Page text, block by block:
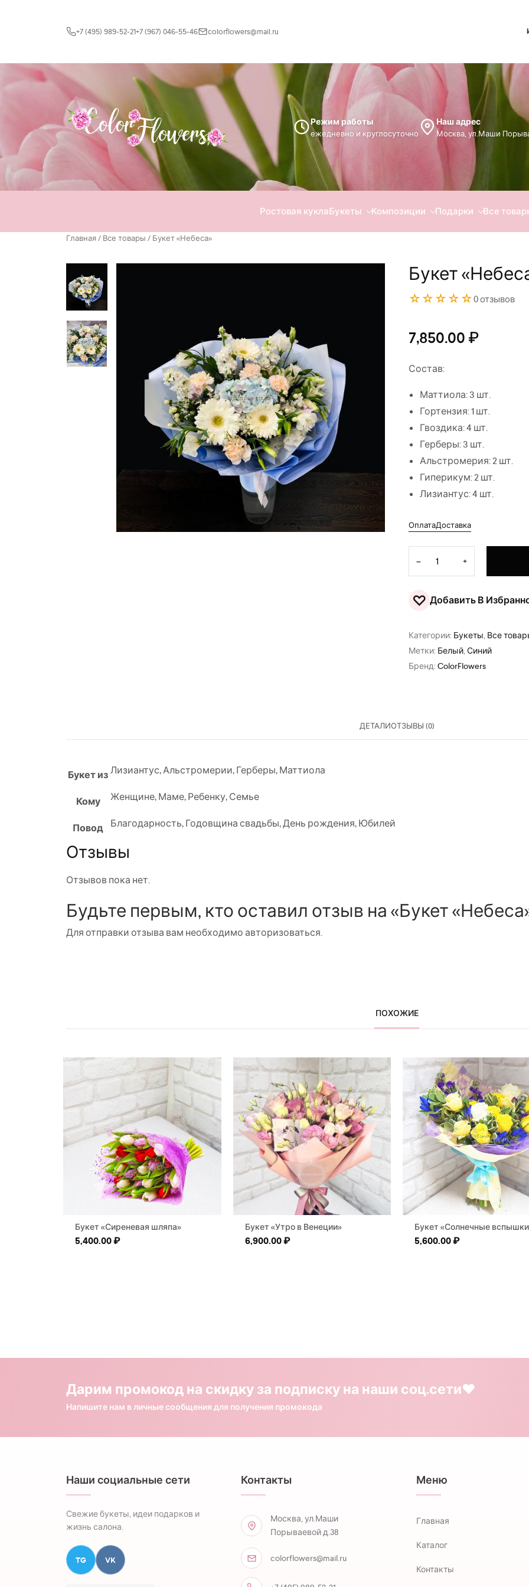
+7 (495) 989-52-21+7 (967) 046-55-46 colorflowers@mail.ru
Режим работы
ежедневно и круглосуточно
Наш адрес
Москва, ул.Маши
Ростовая куклаБукеты Композиции Подарки Все
Главная/ Все товары / Букет «Небеса»
Букет
☆☆☆☆☆0 отзывов
7,850.00 ₽
Состав:
Маттиола: 3 шт.
Гортензия: 1 шт.
Гвоздика: 4 шт.
Герберы: 3 шт.
Альстромерия: 2 шт.
Гиперикум: 2 шт.
Лизиантус: 4 шт.
ОплатаДоставка
− +
♡ Добавить В
Категории: Букеты, Все
Метки: Белый, Синий
Бренд: ColorFlowers
ДЕТАЛИОТЗЫВЫ (0)
Букет изЛизиантус,Альстромерии,Герберы,Маттиола
Кому Женщине,Маме,Ребенку,Семье
Повод Благодарность,Годовщина свадьбы,День рождения,Юбилей
Отзывы
Отзывов пока нет.
Будьте первым, кто оставил отзыв на «Букет
Для отправки отзыва вам необходимо авторизоваться.
ПОХОЖИЕ
Букет «Сиреневая шляпа»
5,400.00₽
Букет «Утро в Венеции»
6,900.00₽
Букет «Солнечные
5,600.00₽
Дарим промокод на скидку за подписку на наши соц.сети❤️
Напишите нам в личные сообщения для получения промокода
Наши социальные сети
Свежие букеты, идеи подарков и
жизнь салона.
TG VK
Контакты
Москва, ул.Маши
Порываевой д.38
colorflowers@mail.ru
Меню
Главная
Каталог
Контакты